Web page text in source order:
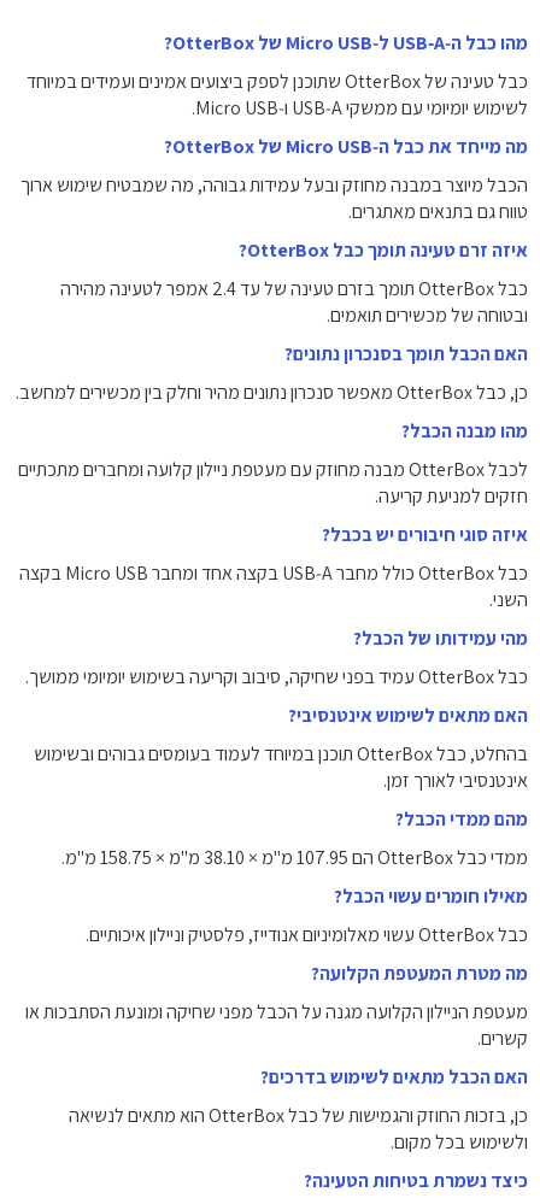
מהו כבל ה‑USB‑A ל‑Micro USB של OtterBox?
כבל טעינה של OtterBox שתוכנן לספק ביצועים אמינים ועמידים במיוחד
לשימוש יומיומי עם ממשקי USB‑A ו‑Micro USB.
מה מייחד את כבל ה‑Micro USB של OtterBox?
הכבל מיוצר במבנה מחוזק ובעל עמידות גבוהה, מה שמבטיח שימוש ארוך
טווח גם בתנאים מאתגרים.
איזה זרם טעינה תומך כבל OtterBox?
כבל OtterBox תומך בזרם טעינה של עד ‎2.4‎ אמפר לטעינה מהירה
ובטוחה של מכשירים תואמים.
האם הכבל תומך בסנכרון נתונים?
כן, כבל OtterBox מאפשר סנכרון נתונים מהיר וחלק בין מכשירים למחשב.
מהו מבנה הכבל?
לכבל OtterBox מבנה מחוזק עם מעטפת ניילון קלועה ומחברים מתכתיים
חזקים למניעת קריעה.
איזה סוגי חיבורים יש בכבל?
כבל OtterBox כולל מחבר USB‑A בקצה אחד ומחבר Micro USB בקצה
השני.
מהי עמידותו של הכבל?
כבל OtterBox עמיד בפני שחיקה, סיבוב וקריעה בשימוש יומיומי ממושך.
האם מתאים לשימוש אינטנסיבי?
בהחלט, כבל OtterBox תוכנן במיוחד לעמוד בעומסים גבוהים ובשימוש
אינטנסיבי לאורך זמן.
מהם ממדי הכבל?
ממדי כבל OtterBox הם ‎107.95‎ מ"מ × ‎38.10‎ מ"מ × ‎158.75‎ מ"מ.
מאילו חומרים עשוי הכבל?
כבל OtterBox עשוי מאלומיניום אנודייז, פלסטיק וניילון איכותיים.
מה מטרת המעטפת הקלועה?
מעטפת הניילון הקלועה מגנה על הכבל מפני שחיקה ומונעת הסתבכות או
קשרים.
האם הכבל מתאים לשימוש בדרכים?
כן, בזכות החוזק והגמישות של כבל OtterBox הוא מתאים לנשיאה
ולשימוש בכל מקום.
כיצד נשמרת בטיחות הטעינה?